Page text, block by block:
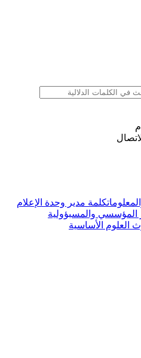
كلمة مدير وحدة الإعلام
والمسبؤولية
الأساسية